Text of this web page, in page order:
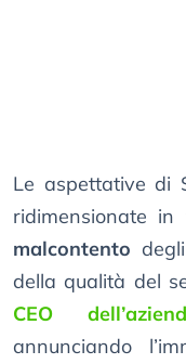
Le aspettative di
ridimensionate
malcontento
della qualità del
CEO
annunciando